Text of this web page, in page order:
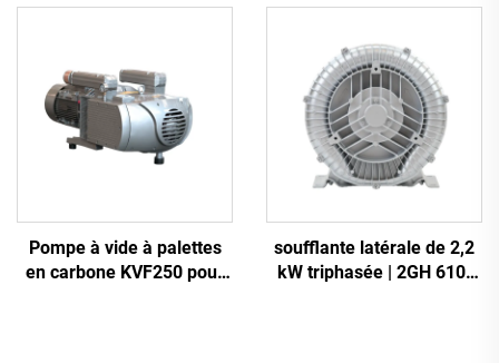
triphasée
Pompe à vide à palettes
en carbone KVF250 pour
soufflante latérale de 2,2
kW triphasée | 2GH 610-